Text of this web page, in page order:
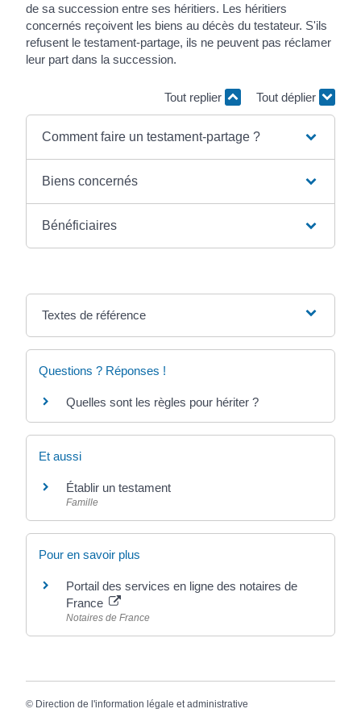
de sa succession entre ses héritiers. Les héritiers
concernés reçoivent les biens au décès du testateur. S'ils
refusent le testament-partage, ils ne peuvent pas réclamer
leur part dans la succession.
Tout replier Tout déplier
Comment faire un testament-partage ?
Biens concernés
Bénéficiaires
Textes de référence
Questions ? Réponses !
Quelles sont les règles pour hériter ?
Et aussi
Établir un testament
Famille
Pour en savoir plus
Portail des services en ligne des notaires de
France
Notaires de France
© Direction de l'information légale et administrative